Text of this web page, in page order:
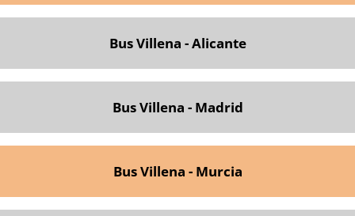
Bus Villena - Alicante
Bus Villena - Madrid
Bus Villena - Murcia